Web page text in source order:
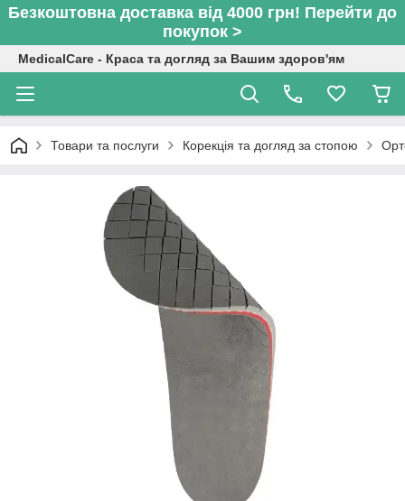
Безкоштовна доставка від 4000 грн! Перейти до
покупок >
MedicalCare - Краса та догляд за Вашим здоров'ям
Товари та послуги Корекція та догляд за стопою